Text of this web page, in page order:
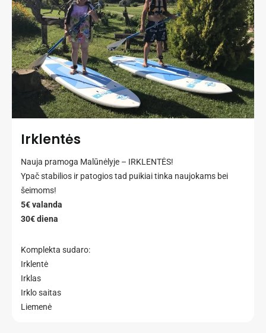
Irklentės
Nauja pramoga Malūnėlyje – IRKLENTĖS!
Ypač stabilios ir patogios tad puikiai tinka naujokams bei
šeimoms!
5€ valanda
30€ diena
Komplekta sudaro:
Irklentė
Irklas
Irklo saitas
Liemenė